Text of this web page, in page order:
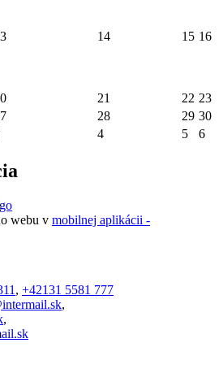
14 15 16
21 22 23
28 29 30
4 5 6
webu v mobilnej aplikácii -
, +42131 5581 777
,
,